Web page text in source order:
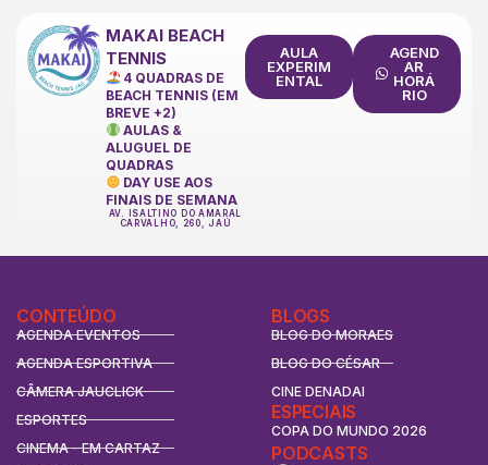
MAKAI BEACH
TENNIS
4 QUADRAS DE
BEACH TENNIS (EM
BREVE +2)
AULAS &
ALUGUEL DE
QUADRAS
DAY USE AOS
FINAIS DE SEMANA
AV. ISALTINO DO AMARAL
CARVALHO, 260, JAÚ
AULA
EXPERIM
ENTAL
AGEND
AR
HORÁ
RIO
CONTEÚDO
AGENDA EVENTOS
AGENDA ESPORTIVA
CÂMERA JAUCLICK
ESPORTES
CINEMA - EM CARTAZ
BLOGS
BLOG DO MORAES
BLOG DO CÉSAR
CINE DENADAI
ESPECIAIS
COPA DO MUNDO 2026
PODCASTS